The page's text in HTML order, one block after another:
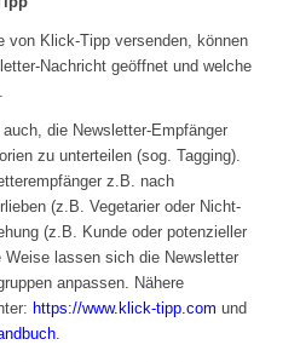
von Klick-Tipp versenden, können
Nachricht geöffnet und welche
die Newsletter-Empfänger
zu unterteilen (sog. Tagging).
z.B. nach
(z.B. Vegetarier oder Nicht-
(z.B. Kunde oder potenzieller
Weise lassen sich die Newsletter
anpassen. Nähere
https://www.klick-tipp.com und
.